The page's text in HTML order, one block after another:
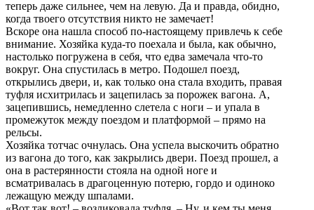
теперь даже сильнее, чем на левую. Да и правда, обидно,
когда твоего отсутствия никто не замечает!
Вскоре она нашла способ по-настоящему привлечь к себе
внимание. Хозяйка куда-то поехала и была, как обычно,
настолько погружена в себя, что едва замечала что-то
вокруг. Она спустилась в метро. Подошел поезд,
открылись двери, и, как только она стала входить, правая
туфля исхитрилась и зацепилась за порожек вагона. А,
зацепившись, немедленно слетела с ноги – и упала в
промежуток между поездом и платформой – прямо на
рельсы.
Хозяйка тотчас очнулась. Она успела выскочить обратно
из вагона до того, как закрылись двери. Поезд прошел, а
она в растерянности стояла на одной ноге и
всматривалась в драгоценную потерю, гордо и одиноко
лежащую между шпалами.